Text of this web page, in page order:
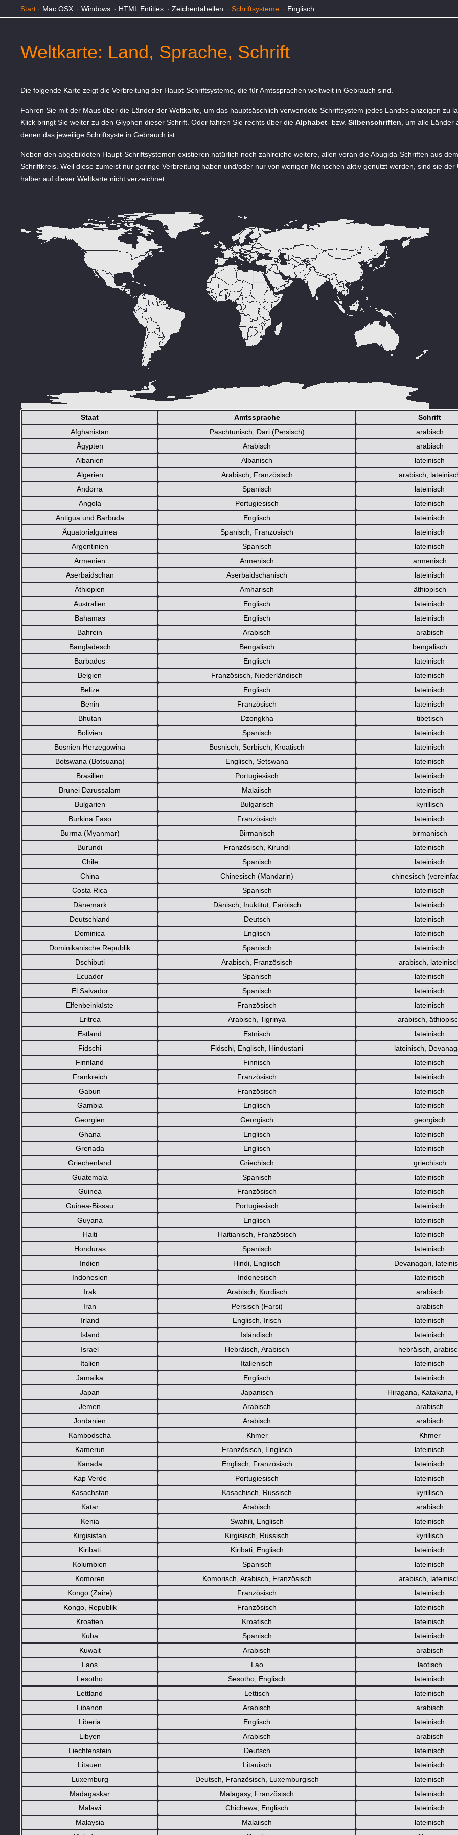
Start · Mac OSX · Windows · HTML Entities · Zeichentabellen · Schriftsysteme · Englisch
Weltkarte: Land, Sprache, Schrift
Die folgende Karte zeigt die Verbreitung der Haupt-Schriftsysteme, die für Amtssprachen weltweit in Gebrauch sind.
Fahren Sie mit der Maus über die Länder der Weltkarte, um das hauptsäschlich verwendete Schriftsystem jedes Landes anzeigen zu
Klick bringt Sie weiter zu den Glyphen dieser Schrift. Oder fahren Sie rechts über dieAlphabet- bzw.Silbenschriften , um alle Länder
denen das jeweilige Schriftsyste in Gebrauch ist.
Neben den abgebildeten Haupt-Schriftsystemen existieren natürlich noch zahlreiche weitere, allen voran die Abugida-Schriften aus
Schriftkreis. Weil diese zumeist nur geringe Verbreitung haben und/oder nur von wenigen Menschen aktiv genutzt werden, sind sie der
halber auf dieser Weltkarte nicht verzeichnet.
Staat Amtssprache
Schrift
Afghanistan
Paschtunisch, Dari (Persisch)
arabisch
Ägypten
Arabisch
arabisch
Albanien
Albanisch
lateinisch
Algerien
Arabisch, Französisch arabisch,
Andorra
Spanisch
lateinisch
Angola
Portugiesisch
lateinisch
Antigua und Barbuda
Englisch
lateinisch
Äquatorialguinea
Spanisch, Französisch
lateinisch
Argentinien
Spanisch
lateinisch
Armenien
Armenisch
armenisch
Aserbaidschan
Aserbaidschanisch
lateinisch
Äthiopien
Amharisch
äthiopisch
Australien
Englisch
lateinisch
Bahamas
Englisch
lateinisch
Bahrein
Arabisch
arabisch
Bangladesch
Bengalisch
bengalisch
Barbados
Englisch
lateinisch
Belgien
Französisch, Niederländisch
lateinisch
Belize
Englisch
lateinisch
Benin
Französisch
lateinisch
Bhutan
Dzongkha
tibetisch
Bolivien
Spanisch
lateinisch
Bosnien-Herzegowina
Bosnisch, Serbisch, Kroatisch
lateinisch
Botswana (Botsuana)
Englisch, Setswana
lateinisch
Brasilien
Portugiesisch
lateinisch
Brunei Darussalam
Malaiisch
lateinisch
Bulgarien
Bulgarisch
kyrillisch
Burkina Faso
Französisch
lateinisch
Burma (Myanmar)
Birmanisch
birmanisch
Burundi
Französisch, Kirundi
lateinisch
Chile
Spanisch
lateinisch
China
Chinesisch (Mandarin)
chinesisch
Costa Rica
Spanisch
lateinisch
Dänemark
Dänisch, Inuktitut, Färöisch
lateinisch
Deutschland
Deutsch
lateinisch
Dominica
Englisch
lateinisch
Dominikanische Republik
Spanisch
lateinisch
Dschibuti
Arabisch, Französisch arabisch,
Ecuador
Spanisch
lateinisch
El Salvador
Spanisch
lateinisch
Elfenbeinküste
Französisch
lateinisch
Eritrea
Arabisch, Tigrinya arabisch,
Estland
Estnisch
lateinisch
Fidschi
Fidschi, Englisch, Hindustani lateinisch,
Finnland
Finnisch
lateinisch
Frankreich
Französisch
lateinisch
Gabun
Französisch
lateinisch
Gambia
Englisch
lateinisch
Georgien
Georgisch
georgisch
Ghana
Englisch
lateinisch
Grenada
Englisch
lateinisch
Griechenland
Griechisch
griechisch
Guatemala
Spanisch
lateinisch
Guinea
Französisch
lateinisch
Guinea-Bissau
Portugiesisch
lateinisch
Guyana
Englisch
lateinisch
Haiti
Haitianisch, Französisch
lateinisch
Honduras
Spanisch
lateinisch
Indien
Hindi, Englisch Devanagari,
Indonesien
Indonesisch
lateinisch
Irak
Arabisch, Kurdisch
arabisch
Iran
Persisch (Farsi)
arabisch
Irland
Englisch, Irisch
lateinisch
Island
Isländisch
lateinisch
Israel
Hebräisch, Arabisch hebräisch,
Italien
Italienisch
lateinisch
Jamaika
Englisch
lateinisch
Japan
Japanisch Hiragana, Katakana,
Jemen
Arabisch
arabisch
Jordanien
Arabisch
arabisch
Kambodscha
Khmer
Khmer
Kamerun
Französisch, Englisch
lateinisch
Kanada
Englisch, Französisch
lateinisch
Kap Verde
Portugiesisch
lateinisch
Kasachstan
Kasachisch, Russisch
kyrillisch
Katar
Arabisch
arabisch
Kenia
Swahili, Englisch
lateinisch
Kirgisistan
Kirgisisch, Russisch
kyrillisch
Kiribati
Kiribati, Englisch
lateinisch
Kolumbien
Spanisch
lateinisch
Komoren
Komorisch, Arabisch, Französisch arabisch,
Kongo (Zaire)
Französisch
lateinisch
Kongo, Republik
Französisch
lateinisch
Kroatien
Kroatisch
lateinisch
Kuba
Spanisch
lateinisch
Kuwait
Arabisch
arabisch
Laos
Lao
laotisch
Lesotho
Sesotho, Englisch
lateinisch
Lettland
Lettisch
lateinisch
Libanon
Arabisch
arabisch
Liberia
Englisch
lateinisch
Libyen
Arabisch
arabisch
Liechtenstein
Deutsch
lateinisch
Litauen
Litauisch
lateinisch
Luxemburg
Deutsch, Französisch, Luxemburgisch
lateinisch
Madagaskar
Malagasy, Französisch
lateinisch
Malawi
Chichewa, Englisch
lateinisch
Malaysia
Malaiisch
lateinisch